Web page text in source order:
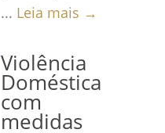
... Leia mais →
Violência
Doméstica
com
medidas